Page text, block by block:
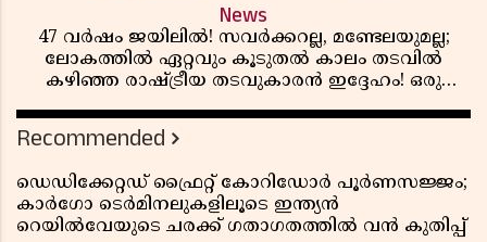
News
47 വർഷം ജയിലിൽ! സവർക്കറല്ല, മണ്ടേലയുമല്ല;
ലോകത്തിൽ ഏറ്റവും കൂടുതൽ കാലം തടവിൽ
കഴിഞ്ഞ രാഷ്ട്രീയ തടവുകാരൻ ഇദ്ദേഹം! ഒരു
Recommended
ഡെഡിക്കേറ്റഡ് ഫ്രൈറ്റ് കോറിഡോർ പൂർണസജ്ജം;
കാർഗോ ടെർമിനലുകളിലൂടെ ഇന്ത്യൻ
റെയിൽവേയുടെ ചരക്ക് ഗതാഗതത്തിൽ വൻ കുതിപ്പ്